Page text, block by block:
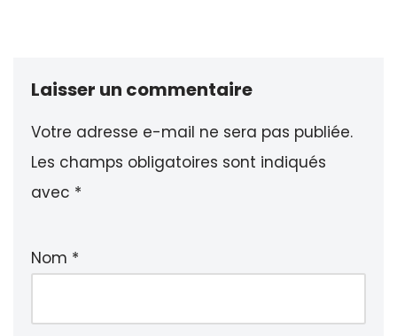
Laisser un commentaire
Votre adresse e-mail ne sera pas publiée.
Les champs obligatoires sont indiqués
avec *
Nom *